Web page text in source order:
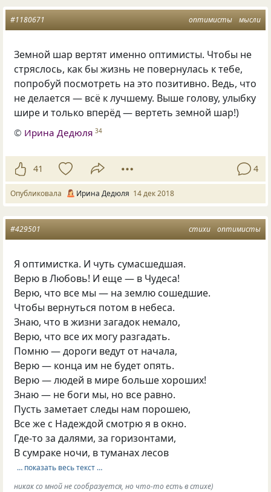
оптимисты мысли
#1180671
Земной шар вертят именно оптимисты. Чтобы не
стряслось, как бы жизнь не повернулась к тебе,
попробуй посмотреть на это позитивно. Ведь, что
не делается — всё к лучшему. Выше голову, улыбку
шире и только вперёд — вертеть земной шар!)
© Ирина Дедюля 34
41 4
Опубликовала Ирина Дедюля 14 дек 2018
стихи оптимисты
#429501
Я оптимистка. И чуть сумасшедшая.
Верю в Любовь! И еще — в Чудеса!
Верю, что все мы — на землю сошедшие.
Чтобы вернуться потом в небеса.
Знаю, что в жизни загадок немало,
Верю, что все их могу разгадать.
Помню — дороги ведут от начала,
Верю — конца им не будет опять.
Верю — людей в мире больше хороших!
Знаю — не боги мы, но все равно.
Пусть заметает следы нам порошею,
Все же с Надеждой смотрю я в окно.
Где-то за далями, за горизонтами,
В сумраке ночи, в туманах лесов
… показать весь текст …
никак со мной не сообразуется, но что-то есть в стихе)